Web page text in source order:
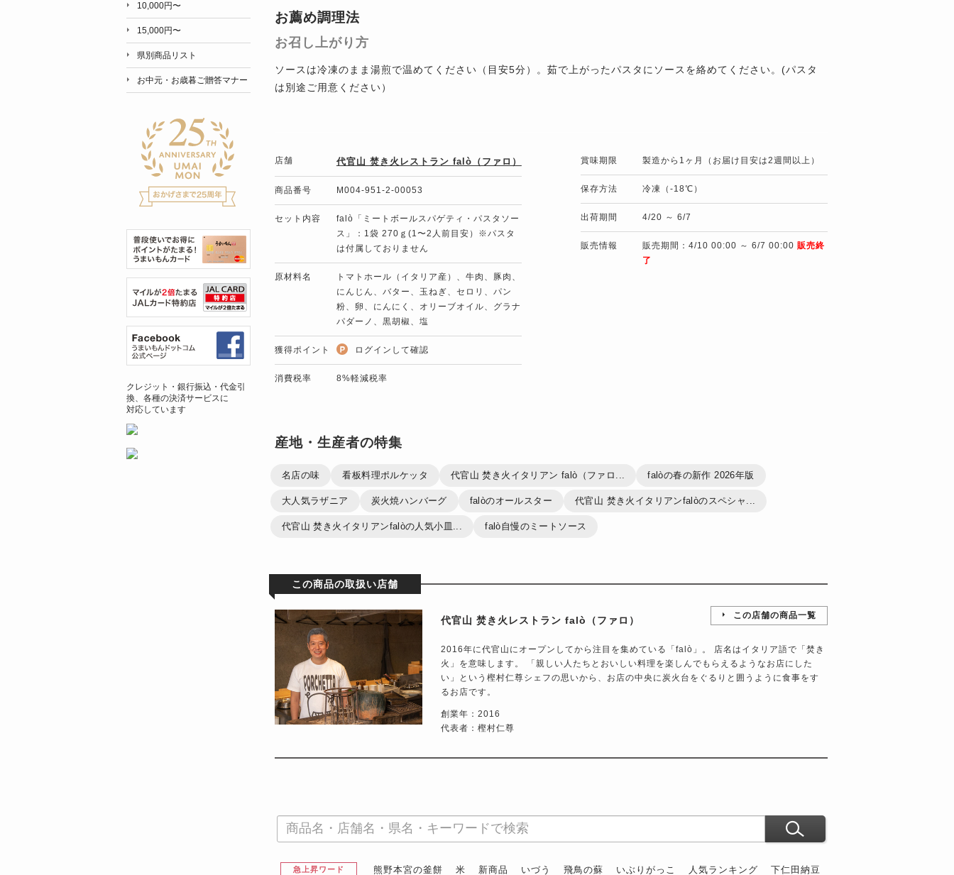
お薦め調理法
お召し上がり方
ソースは冷凍のまま湯煎で温めてください（目安5分）。茹で上がったパスタにソースを絡めてください。(パスタ
は別途ご用意ください）
店舗 代官山 焚き火レストラン falò（ファロ）
商品番号 M004-951-2-00053
セット内容
falò「ミートボールスパゲティ・パスタソー
ス」：1袋 270ｇ(1〜2人前目安）※パスタ
は付属しておりません
原材料名
トマトホール（イタリア産）、牛肉、豚肉、
にんじん、バター、玉ねぎ、セロリ、パン
粉、卵、にんにく、オリーブオイル、グラナ
パダーノ、黒胡椒、塩
獲得ポイント ログインして確認
消費税率 8%軽減税率
賞味期限 製造から1ヶ月（お届け目安は2週間以上）
保存方法 冷凍（-18℃）
出荷期間 4/20 ～ 6/7
販売情報 販売期間：4/10 00:00 ～ 6/7 00:00 販売終
了
産地・生産者の特集
名店の味 看板料理ポルケッタ 代官山 焚き火イタリアン falò（ファロ... falòの春の新作 2026年版
大人気ラザニア 炭火焼ハンバーグ falòのオールスター 代官山 焚き火イタリアンfalòのスペシャ...
代官山 焚き火イタリアンfalòの人気小皿... falò自慢のミートソース
この商品の取扱い店舗
代官山 焚き火レストラン falò（ファロ） この店舗の商品一覧
2016年に代官山にオープンしてから注目を集めている「falò」。 店名はイタリア語で「焚き
火」を意味します。 「親しい人たちとおいしい料理を楽しんでもらえるようなお店にした
い」という樫村仁尊シェフの思いから、お店の中央に炭火台をぐるりと囲うように食事をす
るお店です。
創業年：2016
代表者：樫村仁尊
急上昇ワード 熊野本宮の釜餅 米 新商品 いづう 飛鳥の蘇 いぶりがっこ 人気ランキング 下仁田納豆
10,000円〜
15,000円〜
県別商品リスト
お中元・お歳暮ご贈答マナー
クレジット・銀行振込・代金引
換、各種の決済サービスに
対応しています